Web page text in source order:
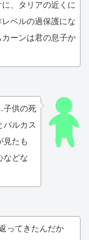
、タリアの近くに
ベルの過保護にな
ーンは君の息子か
子供の死
バルカス
見たも
などな
ってきたんだか